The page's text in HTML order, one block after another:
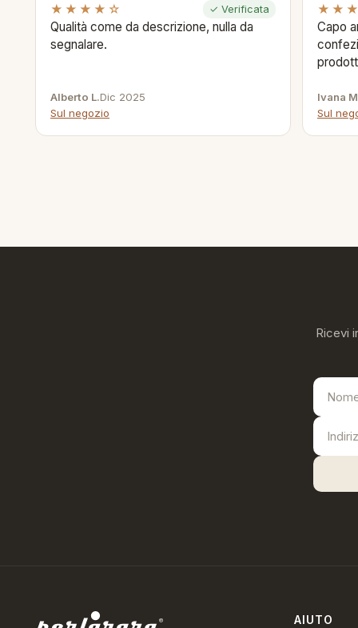
★★★★☆ ✓ Verificata
Qualità come da descrizione, nulla da
segnalare.
Alberto L.Dic 2025
Sul negozio
Capo
Ivana
Sul
Ricevi
AIUTO